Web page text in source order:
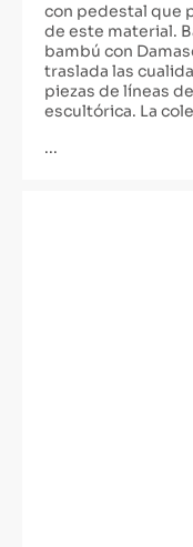
con pedestal que
de este material.
bambú con
traslada las
piezas de líneas
escultórica. La
...